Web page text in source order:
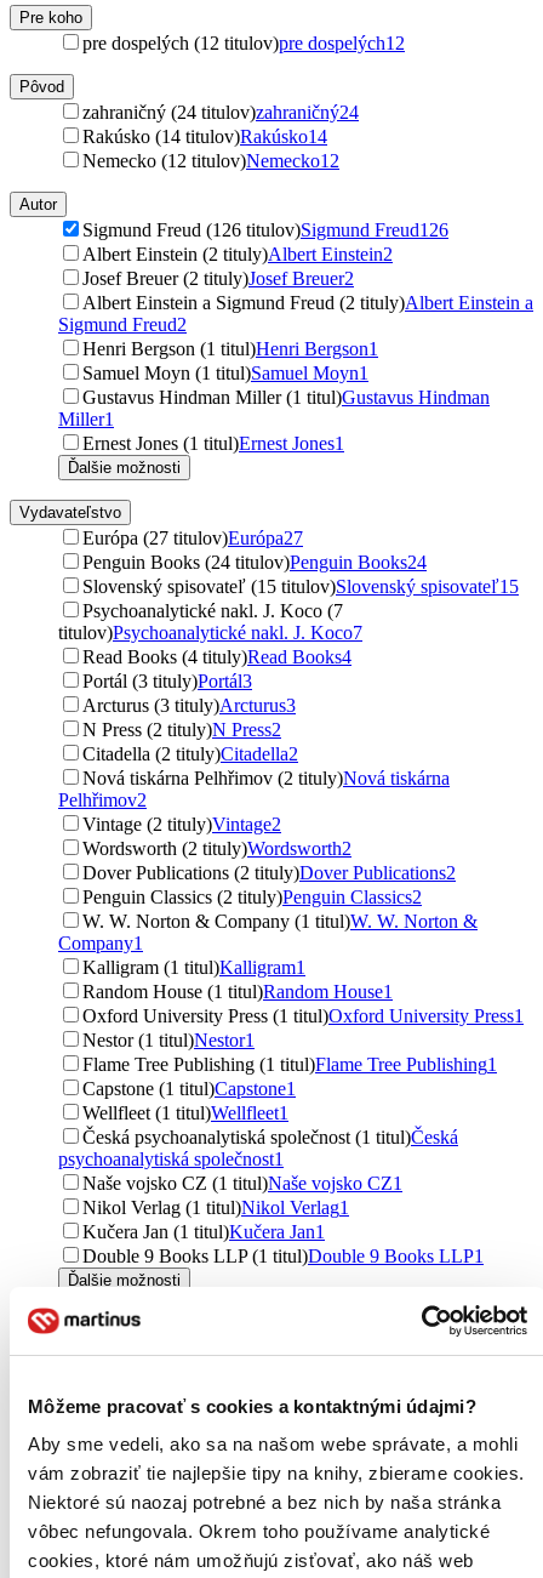
Môžeme pracovať s cookies a kontaktnými údajmi?
Aby sme vedeli, ako sa na našom webe správate, a mohli
vám zobraziť tie najlepšie tipy na knihy, zbierame cookies.
Niektoré sú naozaj potrebné a bez nich by naša stránka
vôbec nefungovala. Okrem toho používame analytické
cookies, ktoré nám umožňujú zisťovať, ako náš web
Pre koho
pre dospelých (12 titulov)pre dospelých12
Pôvod
zahraničný (24 titulov)zahraničný24
Rakúsko (14 titulov)Rakúsko14
Nemecko (12 titulov)Nemecko12
Autor
Sigmund Freud (126 titulov)Sigmund Freud126
Albert Einstein (2 tituly)Albert Einstein2
Josef Breuer (2 tituly)Josef Breuer2
Albert Einstein a Sigmund Freud (2 tituly)Albert Einstein a
Sigmund Freud2
Henri Bergson (1 titul)Henri Bergson1
Samuel Moyn (1 titul)Samuel Moyn1
Gustavus Hindman Miller (1 titul)Gustavus Hindman
Miller1
Ernest Jones (1 titul)Ernest Jones1
Ďalšie možnosti
Vydavateľstvo
Európa (27 titulov)Európa27
Penguin Books (24 titulov)Penguin Books24
Slovenský spisovateľ (15 titulov)Slovenský spisovateľ15
Psychoanalytické nakl. J. Koco (7
titulov)Psychoanalytické nakl. J. Koco7
Read Books (4 tituly)Read Books4
Portál (3 tituly)Portál3
Arcturus (3 tituly)Arcturus3
N Press (2 tituly)N Press2
Citadella (2 tituly)Citadella2
Nová tiskárna Pelhřimov (2 tituly)Nová tiskárna
Pelhřimov2
Vintage (2 tituly)Vintage2
Wordsworth (2 tituly)Wordsworth2
Dover Publications (2 tituly)Dover Publications2
Penguin Classics (2 tituly)Penguin Classics2
W. W. Norton & Company (1 titul)W. W. Norton &
Company1
Kalligram (1 titul)Kalligram1
Random House (1 titul)Random House1
Oxford University Press (1 titul)Oxford University Press1
Nestor (1 titul)Nestor1
Flame Tree Publishing (1 titul)Flame Tree Publishing1
Capstone (1 titul)Capstone1
Wellfleet (1 titul)Wellfleet1
Česká psychoanalytiská společnost (1 titul)Česká
psychoanalytiská společnost1
Naše vojsko CZ (1 titul)Naše vojsko CZ1
Nikol Verlag (1 titul)Nikol Verlag1
Kučera Jan (1 titul)Kučera Jan1
Double 9 Books LLP (1 titul)Double 9 Books LLP1
Ďalšie možnosti
Väzba
pevná väzba (40 titulov)pevná väzba40
pevná väzba s prebalom (20 titulov)pevná väzba s
prebalom
Formát
E-kniha: EPUB (32 titulov) E-kniha: EPUB
E-kniha: EPUB (Adobe DRM) (19 titulov)E-kniha: EPUB
(Adobe DRM)19
E-kniha: PDF (14 titulov) E-kniha: PDF14